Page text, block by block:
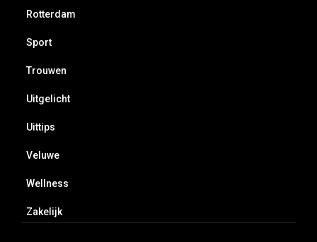
Rotterdam
Sport
Trouwen
Uitgelicht
Uittips
Veluwe
Wellness
Zakelijk